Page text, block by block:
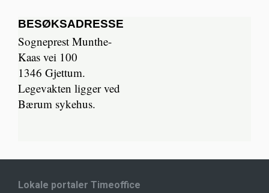
BESØKSADRESSE
Sogneprest Munthe-
Kaas vei 100
1346 Gjettum.
Legevakten ligger ved
Bærum sykehus.
Lokale portaler Timeoffice